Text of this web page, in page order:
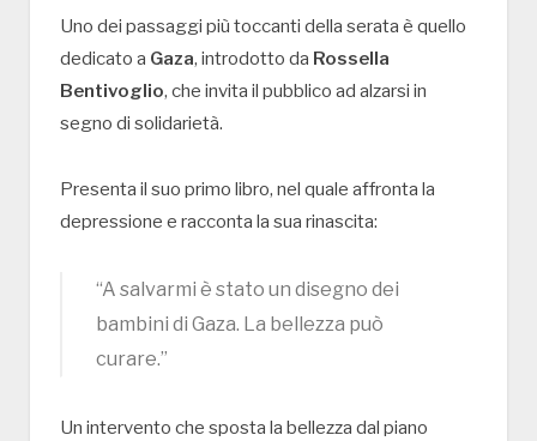
Uno dei passaggi più toccanti della serata è quello
dedicato a Gaza, introdotto da Rossella
Bentivoglio, che invita il pubblico ad alzarsi in
segno di solidarietà.
Presenta il suo primo libro, nel quale affronta la
depressione e racconta la sua rinascita:
“A salvarmi è stato un disegno dei
bambini di Gaza. La bellezza può
curare.”
Un intervento che sposta la bellezza dal piano